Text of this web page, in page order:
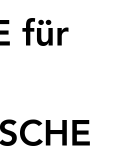
für